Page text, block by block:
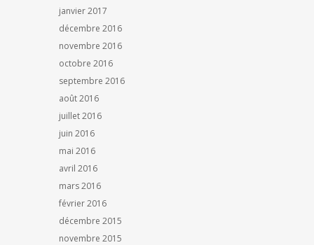
janvier 2017
décembre 2016
novembre 2016
octobre 2016
septembre 2016
août 2016
juillet 2016
juin 2016
mai 2016
avril 2016
mars 2016
février 2016
décembre 2015
novembre 2015